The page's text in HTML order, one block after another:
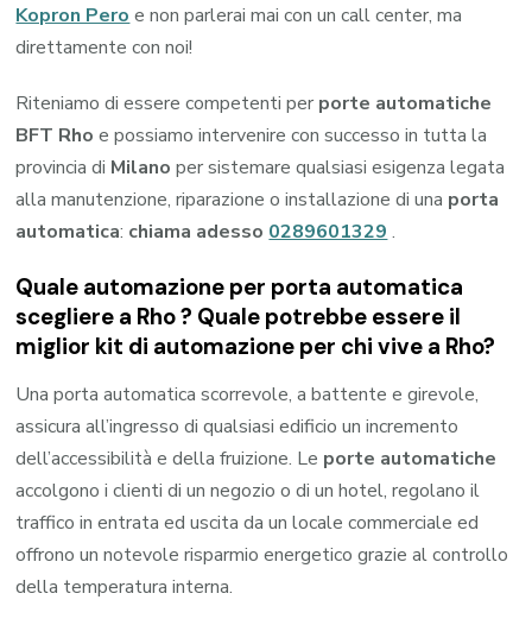
Kopron Peroe non parlerai mai con un call center, ma
direttamente con noi!
Riteniamo di essere competenti per porte automatiche
BFT Rho e possiamo intervenire con successo in tutta la
provincia di Milanoper sistemare qualsiasi esigenza legata
alla manutenzione, riparazione o installazione di una porta
automatica: chiama adesso0289601329.
Quale automazione per porta automatica
scegliere a Rho ? Quale potrebbe essere il
miglior kit di automazione per chi vive a Rho?
Una porta automatica scorrevole, a battente e girevole,
assicura all’ingresso di qualsiasi edificio un incremento
dell’accessibilità e della fruizione. Le porte automatiche
accolgono i clienti di un negozio o di un hotel, regolano il
traffico in entrata ed uscita da un locale commerciale ed
offrono un notevole risparmio energetico grazie al controllo
della temperatura interna.